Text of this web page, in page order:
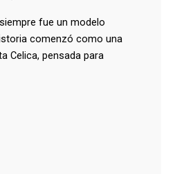
fue un modelo
comenzó como una
Celica, pensada para